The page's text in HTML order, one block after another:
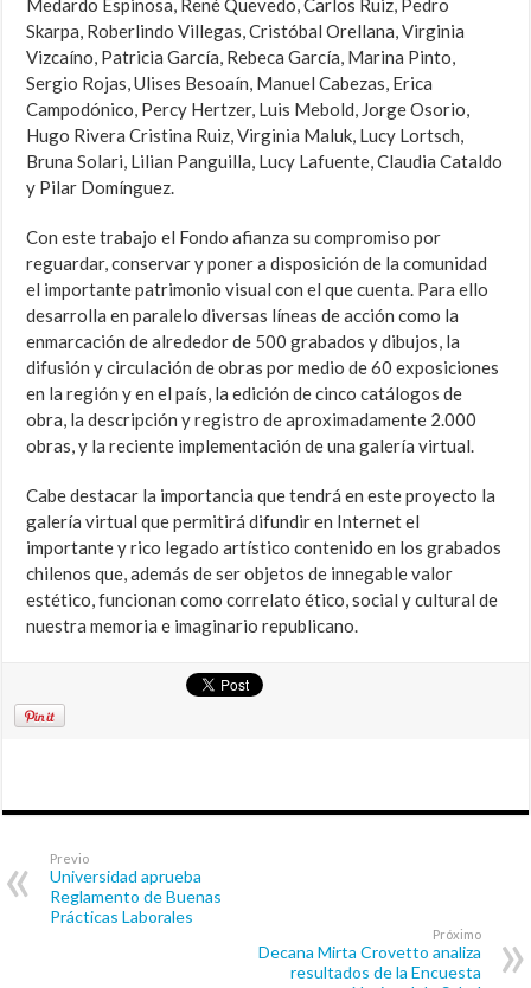
Medardo Espinosa, René Quevedo, Carlos Ruiz, Pedro
Skarpa, Roberlindo Villegas, Cristóbal Orellana, Virginia
Vizcaíno, Patricia García, Rebeca García, Marina Pinto,
Sergio Rojas, Ulises Besoaín, Manuel Cabezas, Erica
Campodónico, Percy Hertzer, Luis Mebold, Jorge Osorio,
Hugo Rivera Cristina Ruiz, Virginia Maluk, Lucy Lortsch,
Bruna Solari, Lilian Panguilla, Lucy Lafuente, Claudia Cataldo
y Pilar Domínguez.
Con este trabajo el Fondo afianza su compromiso por
reguardar, conservar y poner a disposición de la comunidad
el importante patrimonio visual con el que cuenta. Para ello
desarrolla en paralelo diversas líneas de acción como la
enmarcación de alrededor de 500 grabados y dibujos, la
difusión y circulación de obras por medio de 60 exposiciones
en la región y en el país, la edición de cinco catálogos de
obra, la descripción y registro de aproximadamente 2.000
obras, y la reciente implementación de una galería virtual.
Cabe destacar la importancia que tendrá en este proyecto la
galería virtual que permitirá difundir en Internet el
importante y rico legado artístico contenido en los grabados
chilenos que, además de ser objetos de innegable valor
estético, funcionan como correlato ético, social y cultural de
nuestra memoria e imaginario republicano.
Previo
Universidad aprueba
Reglamento de Buenas
Prácticas Laborales
Próximo
Decana Mirta Crovetto analiza
resultados de la Encuesta